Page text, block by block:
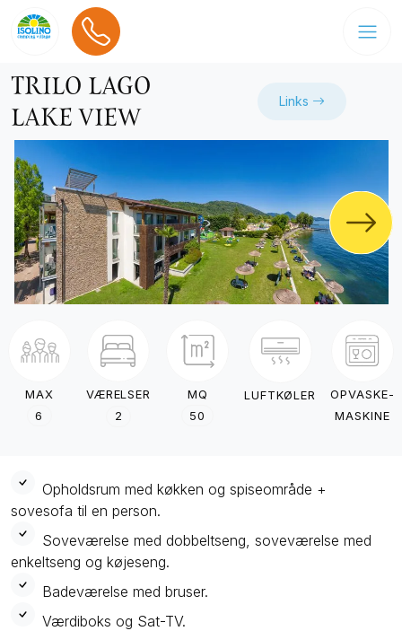
TRILO LAGO
LAKE VIEW
Links
MAX
6
VÆRELSER
2
MQ
50
LUFTKØLER
OPVASKE-
MASKINE
Opholdsrum med køkken og spiseområde +
sovesofa til en person.
Soveværelse med dobbeltseng, soveværelse med
enkeltseng og køjeseng.
Badeværelse med bruser.
Værdiboks og Sat-TV.